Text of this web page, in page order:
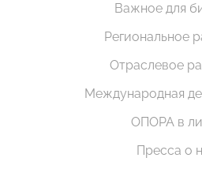
Важное для
Региональное
Отраслевое
Международная
ОПОРА в
Пресса о